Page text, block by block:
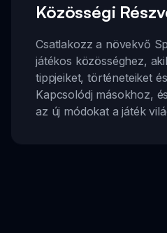
Közösségi
Csatlakozz a növekvő
játékos közösséghez,
tippjeiket, történeteiket
Kapcsolódj másokhoz,
az új módokat a játék